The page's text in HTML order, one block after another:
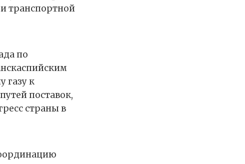
транспортной
по
газу к
поставок,
страны в